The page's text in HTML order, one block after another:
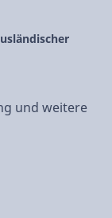
und weitere